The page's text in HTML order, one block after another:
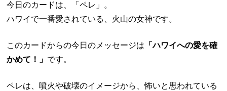
今日のカードは、「ペレ」。
ハワイで一番愛されている、火山の女神です。
このカードからの今日のメッセージは 「ハワイへの愛を確
かめて ！」 です。
ペレは、噴火や破壊のイメージから、怖いと思われている